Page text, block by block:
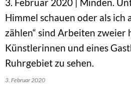
Himmel schauen oder als ich
zählen“ sind Arbeiten zweier
Künstlerinnen und eines
Ruhrgebiet zu sehen.
3. Februar 2020